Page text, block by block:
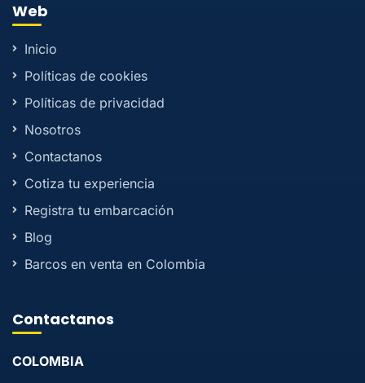
Web
Inicio
Políticas de cookies
Políticas de privacidad
Nosotros
Contactanos
Cotiza tu experiencia
Registra tu embarcación
Blog
Barcos en venta en Colombia
Contactanos
COLOMBIA